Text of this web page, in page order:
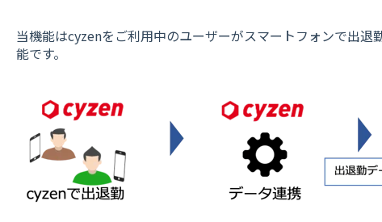
当機能はcyzenをご利用中のユーザーがスマートフォンで出退
能です。